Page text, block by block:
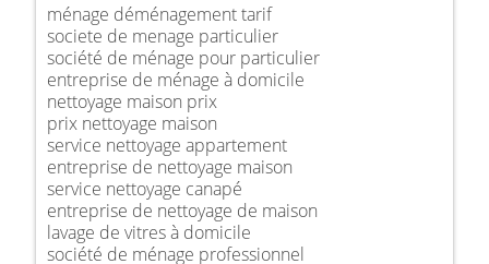
ménage déménagement tarif
societe de menage particulier
société de ménage pour particulier
entreprise de ménage à domicile
nettoyage maison prix
prix nettoyage maison
service nettoyage appartement
entreprise de nettoyage maison
service nettoyage canapé
entreprise de nettoyage de maison
lavage de vitres à domicile
société de ménage professionnel